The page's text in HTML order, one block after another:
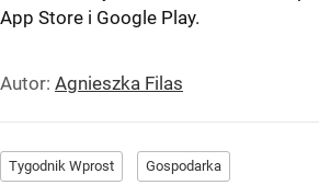
App Store i Google Play.
Autor: Agnieszka Filas
Tygodnik Wprost Gospodarka